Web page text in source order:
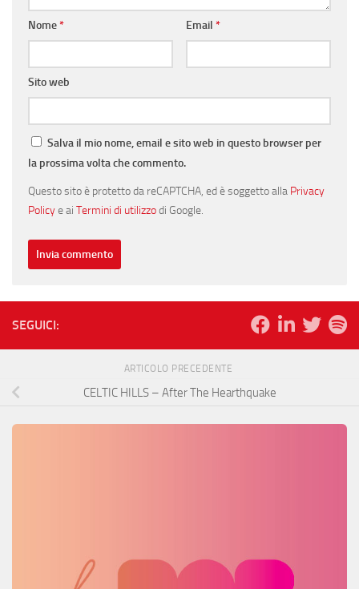
Nome* Email *
Sito web
Salva il mio nome, email e sito web in questo browser per
la prossima volta che commento.
Questo sito è protetto da reCAPTCHA, ed è soggetto alla Privacy
Policye ai Termini di utilizzodi Google.
SEGUICI:
ARTICOLO PRECEDENTE
CELTIC HILLS – After The Hearthquake